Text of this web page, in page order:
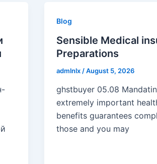
Blog
Sensible Medical
Preparations
admlnlx /August 5, 2026
ghstbuyer 05.08
extremely important
benefits guarantees
those and you may